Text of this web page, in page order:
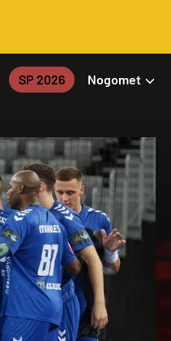
SP 2026 Nogomet